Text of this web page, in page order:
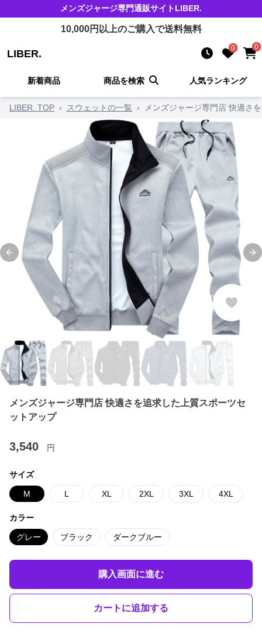
メンズジャージ専門通販サイトLIBER.
10,000円以上のご購入で送料無料
LIBER. 0 0
新着商品 商品を検索 人気ランキング
LIBER. TOP › スウェットの一覧 › メンズジャージ専門店 快適さ
Previous slide
メンズジャージ専門店 快適さを追求した上質スポーツセ
ットアップ
3,540 円
サイズ
M L XL 2XL 3XL 4XL
カラー
グレー ブラック ダークブルー
購入画面に進む
カートに追加する